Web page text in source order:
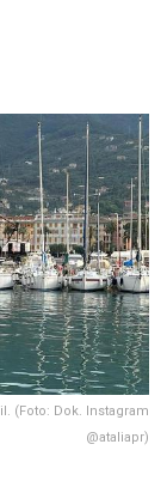
(Foto: Dok. Instagram
@ataliapr)